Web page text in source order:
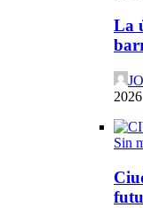
La
2026
Sin